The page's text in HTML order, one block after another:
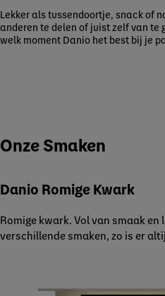
Lekker als tussendoortje, snack of
anderen te delen of juist zelf van te
welk moment Danio het best bij je
Onze Smaken
Danio Romige Kwark
Romige kwark. Vol van smaak en
verschillende smaken, zo is er